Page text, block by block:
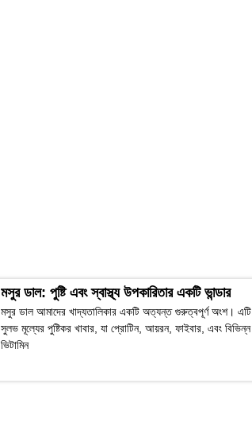
মসুর ডাল: পুষ্টি এবং স্বাস্থ্য উপকারিতার একটি ভান্ডার
মসুর ডাল আমাদের খাদ্যতালিকার একটি অত্যন্ত গুরুত্বপূর্ণ অংশ। এটি
সুলভ মূল্যের পুষ্টিকর খাবার, যা প্রোটিন, আয়রন, ফাইবার, এবং বিভিন্ন
ভিটামিন